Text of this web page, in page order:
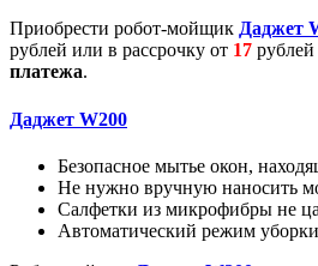
Приобрести робот-мойщик Даджет
рублей или в рассрочку от 17
платежа.
Даджет W200
Безопасное мытье окон,
Не нужно вручную наносить
Салфетки из микрофибры не
Автоматический режим уборки